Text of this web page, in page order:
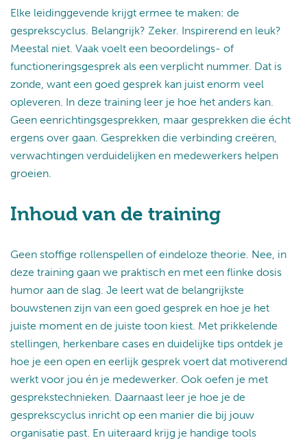
Elke leidinggevende krijgt ermee te maken: de
gesprekscyclus. Belangrijk? Zeker. Inspirerend en leuk?
Meestal niet. Vaak voelt een beoordelings- of
functioneringsgesprek als een verplicht nummer. Dat is
zonde, want een goed gesprek kan juist enorm veel
opleveren. In deze training leer je hoe het anders kan.
Geen eenrichtingsgesprekken, maar gesprekken die écht
ergens over gaan. Gesprekken die verbinding creëren,
verwachtingen verduidelijken en medewerkers helpen
groeien.
Inhoud van de training
Geen stoffige rollenspellen of eindeloze theorie. Nee, in
deze training gaan we praktisch en met een flinke dosis
humor aan de slag. Je leert wat de belangrijkste
bouwstenen zijn van een goed gesprek en hoe je het
juiste moment en de juiste toon kiest. Met prikkelende
stellingen, herkenbare cases en duidelijke tips ontdek je
hoe je een open en eerlijk gesprek voert dat motiverend
werkt voor jou én je medewerker. Ook oefen je met
gesprekstechnieken. Daarnaast leer je hoe je de
gesprekscyclus inricht op een manier die bij jouw
organisatie past. En uiteraard krijg je handige tools